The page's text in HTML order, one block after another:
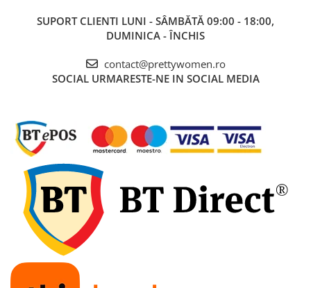
SUPORT CLIENTI LUNI - SÂMBĂTĂ 09:00 - 18:00,
DUMINICA - ÎNCHIS
contact@prettywomen.ro
SOCIAL URMARESTE-NE IN SOCIAL MEDIA